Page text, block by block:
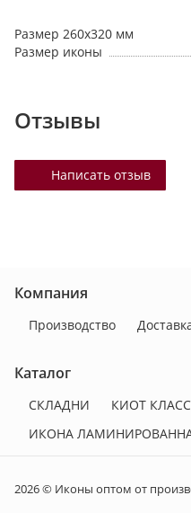
Размер 260х320 мм
Размер иконы
Отзывы
Написать отзыв
Компания
Производство
Каталог
СКЛАДНИ КИОТ
ИКОНА
2026 © Иконы оптом от